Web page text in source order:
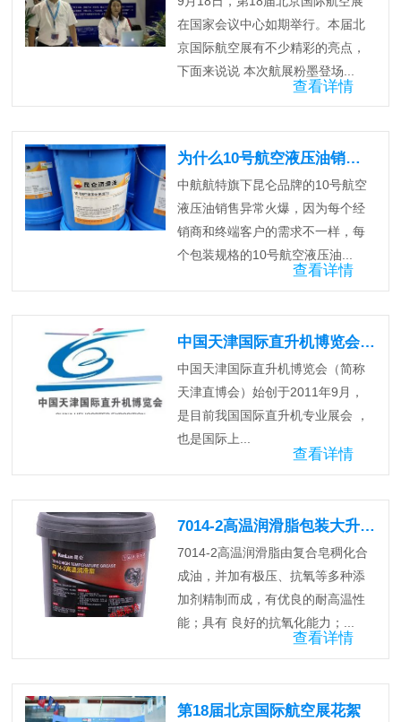
在国家会议中心如期举行。本届北
京国际航空展有不少精彩的亮点，
下面来说说 本次航展粉墨登场...
查看详情
为什么10号航空液压油销量异常火爆？
中航航特旗下昆仑品牌的10号航空
液压油销售异常火爆，因为每个经
销商和终端客户的需求不一样，每
个包装规格的10号航空液压油...
查看详情
中国天津国际直升机博览会即将开幕！
中国天津国际直升机博览会（简称
天津直博会）始创于2011年9月，
是目前我国国际直升机专业展会 ，
也是国际上...
查看详情
7014-2高温润滑脂包装大升级！
7014-2高温润滑脂由复合皂稠化合
成油，并加有极压、抗氧等多种添
加剂精制而成，有优良的耐高温性
能；具有 良好的抗氧化能力；...
查看详情
第18届北京国际航空展花絮